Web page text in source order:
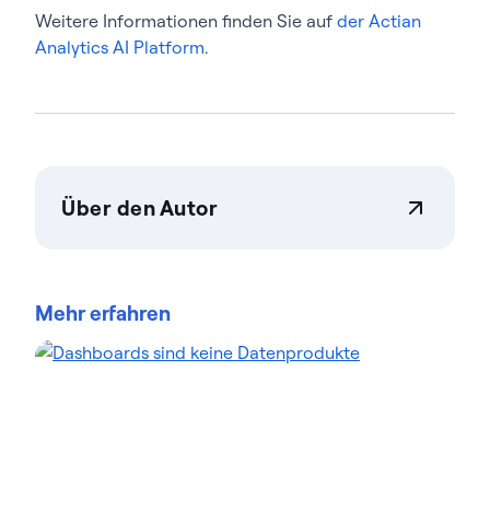
Weitere Informationen finden Sie auf der Actian
Analytics AI Platform.
Über den Autor
Unternehmen vertrauen auf Datenmanagement
komplexe Datenumgebungen zu optimieren und
Mehr erfahren